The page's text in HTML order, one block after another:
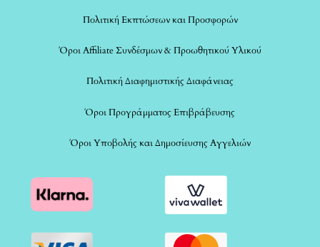
Πολιτική Εκπτώσεων και Προσφορών
Όροι Affiliate Συνδέσμων & Προωθητικού Υλικού
Πολιτική Διαφημιστικής Διαφάνειας
Όροι Προγράμματος Επιβράβευσης
Όροι Υποβολής και Δημοσίευσης Αγγελιών